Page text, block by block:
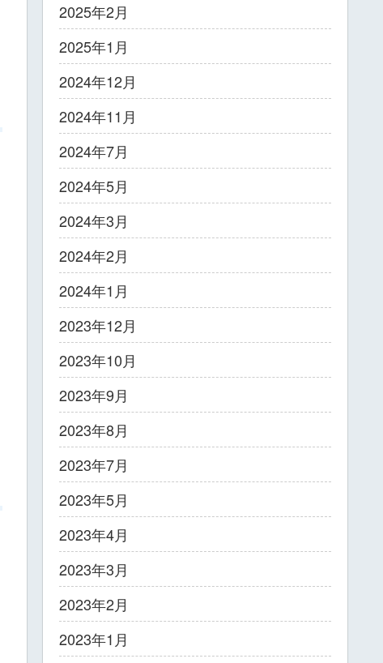
2025年2月
2025年1月
2024年12月
2024年11月
2024年7月
2024年5月
2024年3月
2024年2月
2024年1月
2023年12月
2023年10月
2023年9月
2023年8月
2023年7月
2023年5月
2023年4月
2023年3月
2023年2月
2023年1月